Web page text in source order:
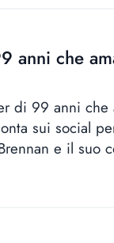
anni che
di 99 anni che
sui social
e il suo